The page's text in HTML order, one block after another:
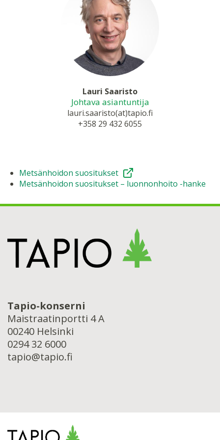
Lauri Saaristo
Johtava asiantuntija
lauri.saaristo(at)tapio.fi
+358 29 432 6055
Metsänhoidon suositukset
Metsänhoidon suositukset – luonnonhoito -hanke
Tapio-konserni
Maistraatinportti 4 A
00240 Helsinki
0294 32 6000
tapio@tapio.fi